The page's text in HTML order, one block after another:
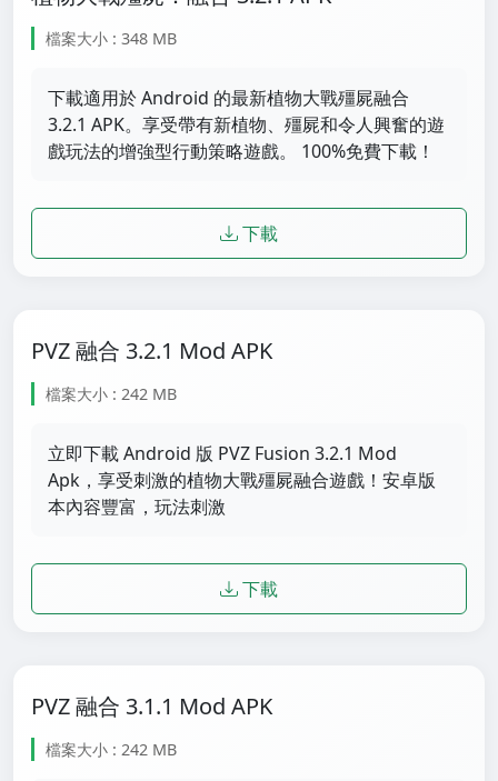
檔案大小 : 348 MB
下載適用於 Android 的最新植物大戰殭屍融合
3.2.1 APK。享受帶有新植物、殭屍和令人興奮的遊
戲玩法的增強型行動策略遊戲。 100%免費下載！
下載
PVZ 融合 3.2.1 Mod APK
檔案大小 : 242 MB
立即下載 Android 版 PVZ Fusion 3.2.1 Mod
Apk，享受刺激的植物大戰殭屍融合遊戲！安卓版
本內容豐富，玩法刺激
下載
PVZ 融合 3.1.1 Mod APK
檔案大小 : 242 MB